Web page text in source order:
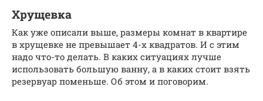
Хрущевка
Как уже описали выше, размеры комнат в квартире
в хрущевке не превышает 4-х квадратов. И с этим
надо что-то делать. В каких ситуациях лучше
использовать большую ванну, а в каких стоит взять
резервуар поменьше. Об этом и поговорим.